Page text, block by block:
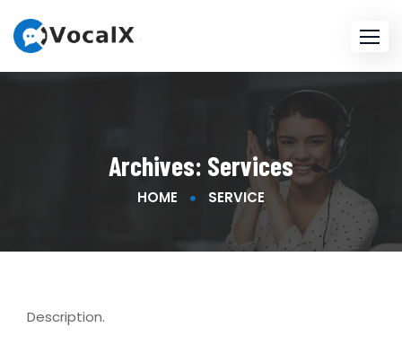
Archives: Services
HOME SERVICE
Description.